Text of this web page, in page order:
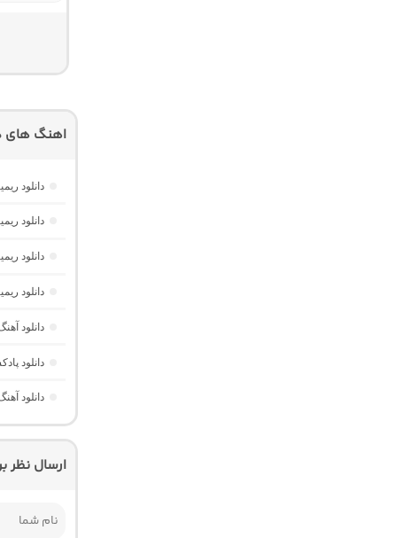
اهنگ های
دانلود
دانلود ریمیکس تابستون
دانلود ریمیکس
دانلود ریمیکس شهرزاد 1
دانلود
دانلود پادکست ام کو 42
دانلود آهنگ دژم 3 “ریمیکس
ارسال نظر